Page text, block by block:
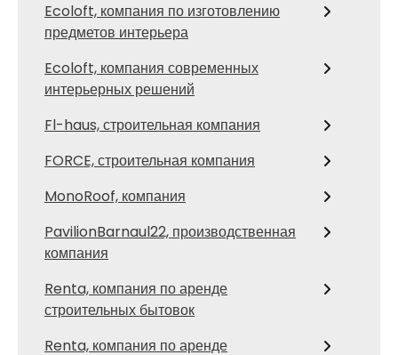
Ecoloft, компания по изготовлению
предметов интерьера
Ecoloft, компания современных
интерьерных решений
Fl-haus, строительная компания
FORCE, строительная компания
MonoRoof, компания
PavilionBarnaul22, производственная
компания
Renta, компания по аренде
строительных бытовок
Renta, компания по аренде